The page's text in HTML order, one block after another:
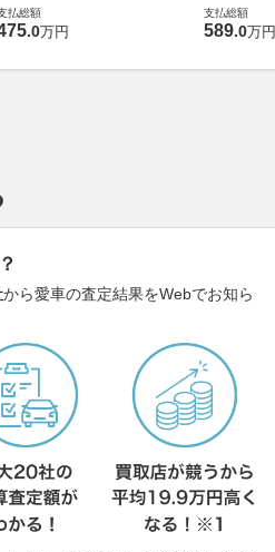
払総額
.0万円
支払総額
589.0万円
から愛車の査定結果をWebでお知ら